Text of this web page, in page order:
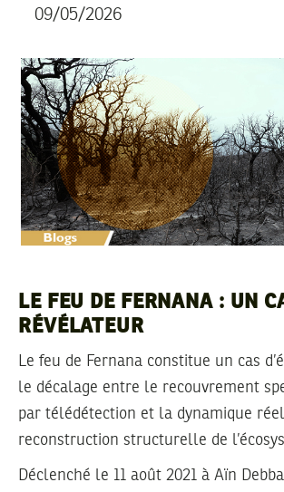
09/05/2026
LE FEU DE FERNANA : UN
RÉVÉLATEUR
Le feu de Fernana constitue un cas
le décalage entre le recouvrement
par télédétection et la dynamique
reconstruction structurelle de
Déclenché le 11 août 2021 à Aïn